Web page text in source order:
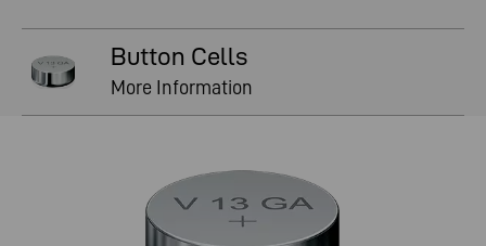
Button Cells
More Information